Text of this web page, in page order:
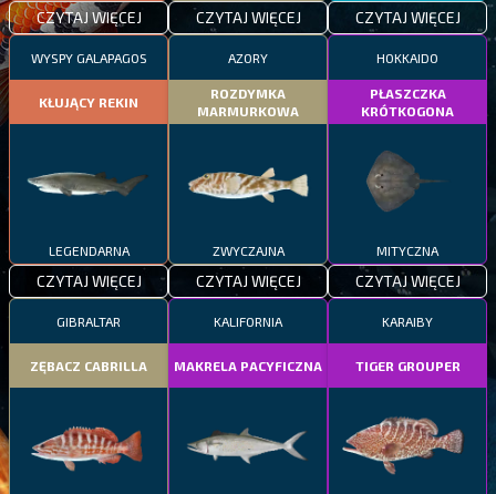
CZYTAJ WIĘCEJ CZYTAJ WIĘCEJ CZYTAJ WIĘCEJ
WYSPY GALAPAGOS
KŁUJĄCY REKIN
LEGENDARNA
CZYTAJ WIĘCEJ
AZORY
ROZDYMKA
MARMURKOWA
ZWYCZAJNA
CZYTAJ WIĘCEJ
HOKKAIDO
PŁASZCZKA
KRÓTKOGONA
MITYCZNA
CZYTAJ WIĘCEJ
GIBRALTAR
ZĘBACZ CABRILLA
KALIFORNIA
MAKRELA PACYFICZNA
KARAIBY
TIGER GROUPER